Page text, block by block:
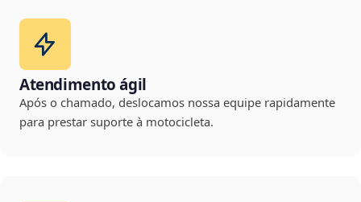
Atendimento ágil
Após o chamado, deslocamos nossa equipe rapidamente
para prestar suporte à motocicleta.